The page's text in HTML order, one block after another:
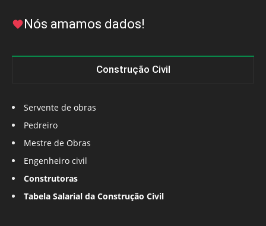
Nós amamos dados!
Construção Civil
Servente de obras
Pedreiro
Mestre de Obras
Engenheiro civil
Construtoras
Tabela Salarial da Construção Civil